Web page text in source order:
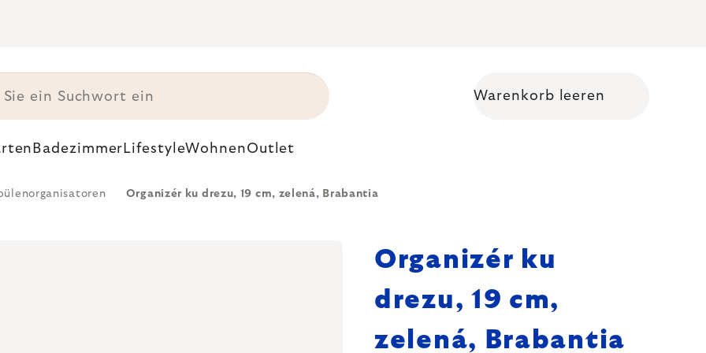
Warenkorb leeren
Badezimmer LifestyleWohnenOutlet
Organizér ku drezu, 19 cm, zelená, Brabantia
Organizér ku
drezu, 19 cm,
zelená, Brabantia